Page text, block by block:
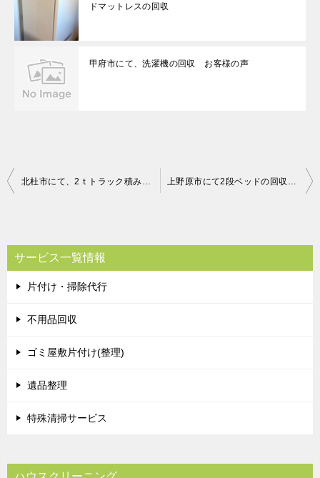
ドマットレスの回収
甲府市にて、洗濯機の回収 お客様の声
投
ビ
ゲ
ー
シ
北杜市にて、2ｔトラック積み放題プランのご依頼 お客様の声 上野原市にて2段ベッドの回収処分のご依頼 お客様の声
サービス一覧情報
片付け・掃除代行
不用品回収
ゴミ屋敷片付け(整理)
遺品整理
特殊清掃サービス